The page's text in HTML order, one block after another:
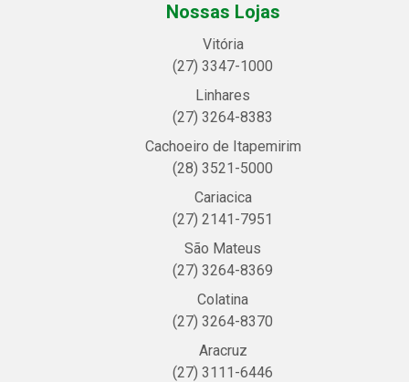
Nossas Lojas
Vitória
(27) 3347-1000
Linhares
(27) 3264-8383
Cachoeiro de Itapemirim
(28) 3521-5000
Cariacica
(27) 2141-7951
São Mateus
(27) 3264-8369
Colatina
(27) 3264-8370
Aracruz
(27) 3111-6446